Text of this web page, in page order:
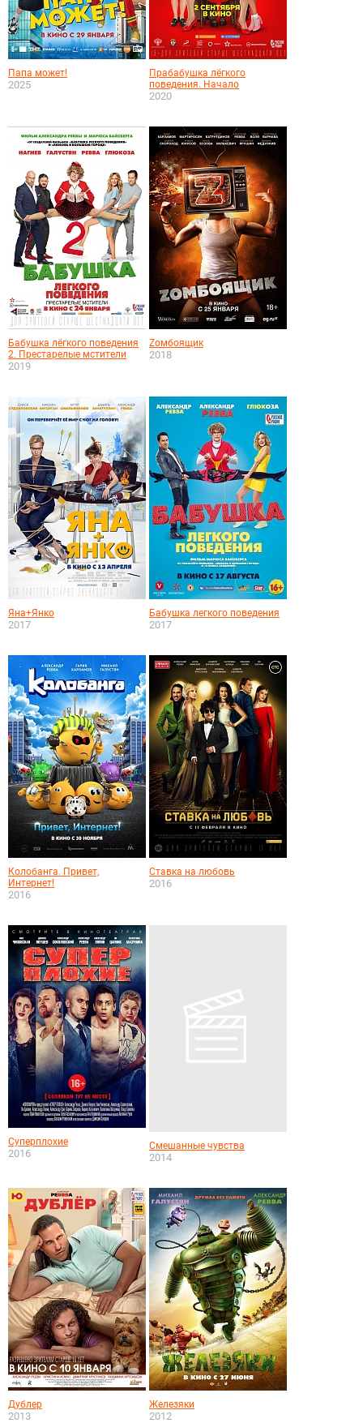
Папа может!
2025
Прабабушка лёгкого
поведения. Начало
2020
Бабушка лёгкого поведения
2. Престарелые мстители
2019
Zомбоящик
2018
Яна+Янко
2017
Бабушка легкого поведения
2017
Колобанга. Привет,
Интернет!
2016
Ставка на любовь
2016
Суперплохие
2016
Смешанные чувства
2014
Дублер
2013
Железяки
2012